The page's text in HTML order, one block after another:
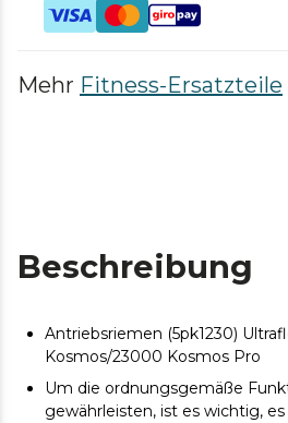
Mehr Fitness-Ersatzteile
Beschreibung
Antriebsriemen (5pk1230)
Kosmos/23000 Kosmos Pro
Um die ordnungsgemäße
gewährleisten, ist es wichtig,